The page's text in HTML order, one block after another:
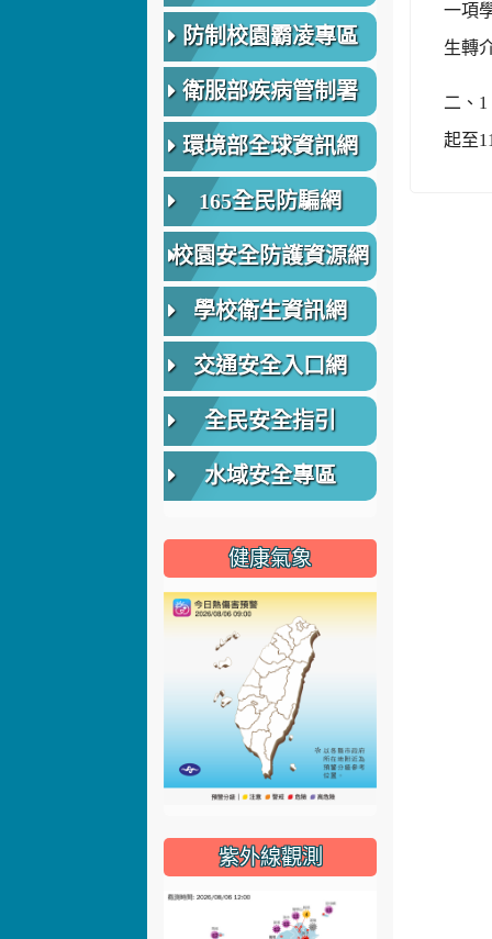
一項
生轉
二、
起至
防制校園霸凌專區
衛服部疾病管制署
環境部全球資訊網
165全民防騙網
校園安全防護資源網
學校衛生資訊網
交通安全入口網
全民安全指引
水域安全專區
健康氣象
紫外線觀測